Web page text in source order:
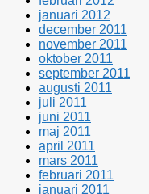
januari 2012
december 2011
november 2011
oktober 2011
september 2011
augusti 2011
juli 2011
juni 2011
maj 2011
april 2011
mars 2011
februari 2011
januari 2011